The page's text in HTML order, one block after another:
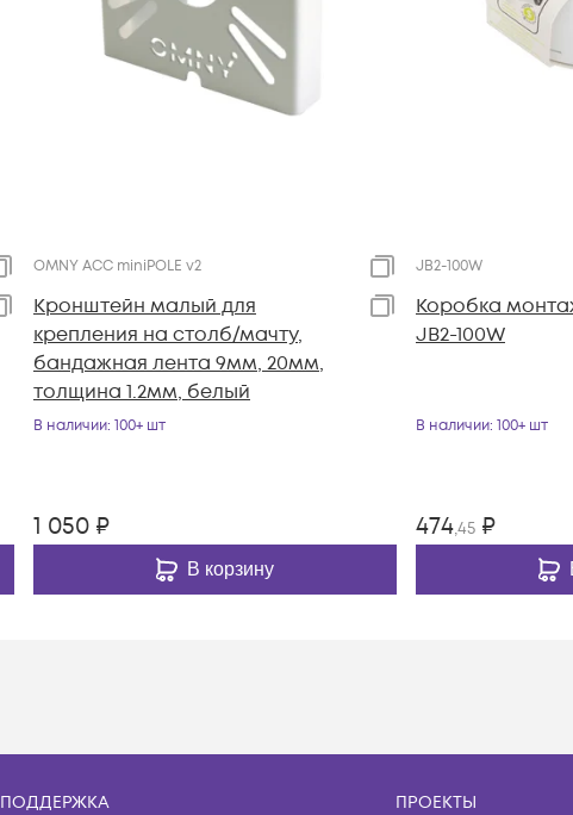
OMNY ACC miniPOLE v2
Кронштейн малый для
крепления на столб/мачту,
бандажная лента 9мм, 20мм,
толщина 1.2мм, белый
В наличии: 100+ шт
1 050 ₽
В корзину
JB2-100W
Коробка
JB2-100W
В наличии: 100+ шт
474,45 ₽
ПОДДЕРЖКА ПРОЕКТЫ